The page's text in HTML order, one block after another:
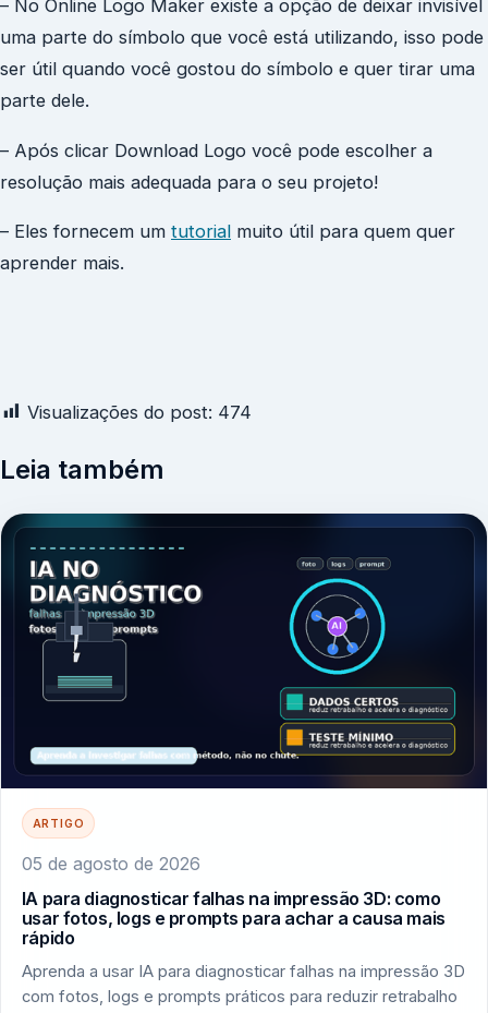
– No Online Logo Maker existe a opção de deixar invisível
uma parte do símbolo que você está utilizando, isso pode
ser útil quando você gostou do símbolo e quer tirar uma
parte dele.
– Após clicar Download Logo você pode escolher a
resolução mais adequada para o seu projeto!
– Eles fornecem um tutorial muito útil para quem quer
aprender mais.
Visualizações do post: 474
Leia também
ARTIGO
05 de agosto de 2026
IA para diagnosticar falhas na impressão 3D: como
usar fotos, logs e prompts para achar a causa mais
rápido
Aprenda a usar IA para diagnosticar falhas na impressão 3D
com fotos, logs e prompts práticos para reduzir retrabalho